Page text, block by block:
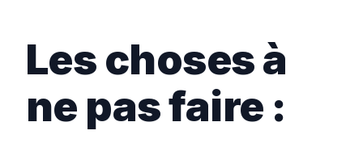
Les choses à
ne pas faire :